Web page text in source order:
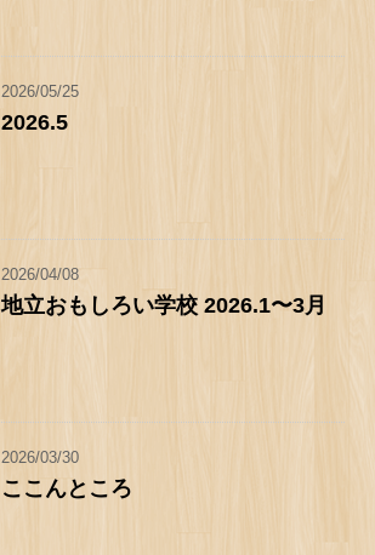
2026/05/25
2026.5
2026/04/08
地立おもしろい学校 2026.1〜3月
2026/03/30
ここんところ